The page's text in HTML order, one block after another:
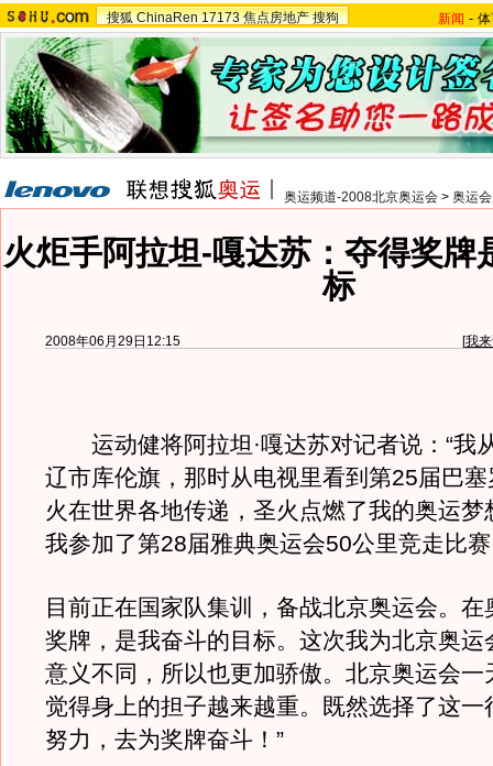
搜狐 ChinaRen 17173 焦点房地产 搜狗 新闻 -
奥运频道-2008北京奥运会 > 奥运
火炬手阿拉坦-嘎达苏：夺得奖牌
标
2008年06月29日12:15 [我
运动健将阿拉坦·嘎达苏对记者说：“我
辽市库伦旗，那时从电视里看到第25届巴
火在世界各地传递，圣火点燃了我的奥运
我参加了第28届雅典奥运会50公里竞走比
目前正在国家队集训，备战北京奥运会。在
奖牌，是我奋斗的目标。这次我为北京奥运
意义不同，所以也更加骄傲。北京奥运会一
觉得身上的担子越来越重。既然选择了这一
努力，去为奖牌奋斗！”